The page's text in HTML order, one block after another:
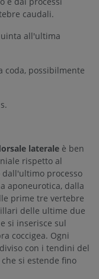
caudali.
all'ultima
coda, possibilmente
laterale è ben
rispetto al
dall'ultimo processo
aponeurotica, dalla
prime tre vertebre
delle ultime due
si inserisce sul
coccigea. Ogni
con i tendini del
si estende fino